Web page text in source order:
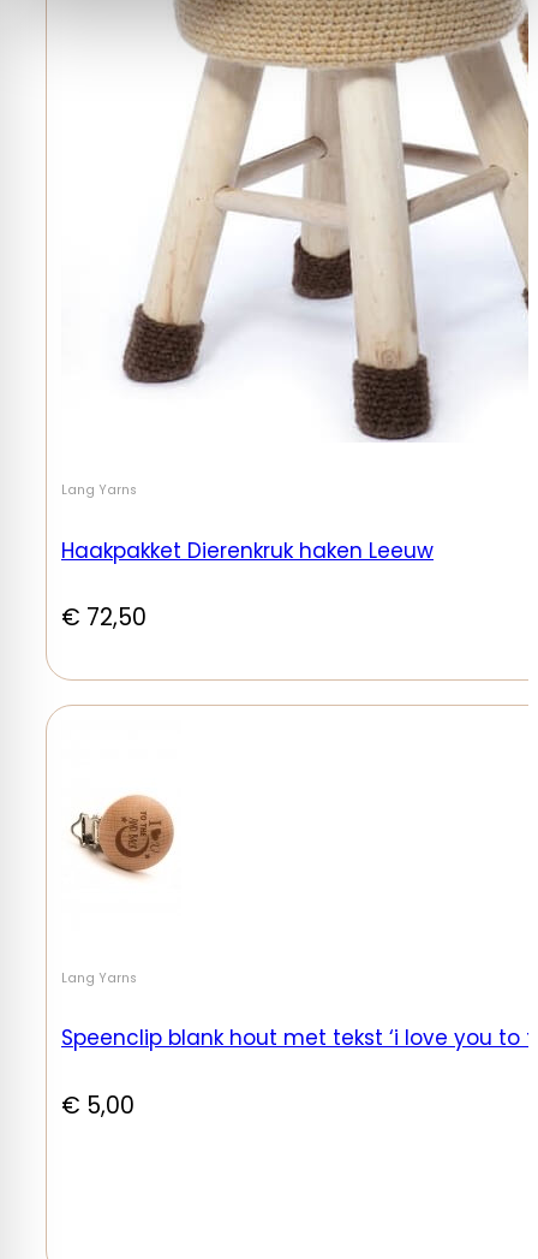
Lang Yarns
Haakpakket Dierenkruk haken Leeuw
€ 72,50
Lang Yarns
Speenclip blank hout met tekst ‘i love you to
€ 5,00